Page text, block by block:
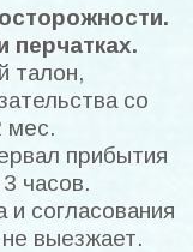
перчатках.
талон,
со
мес.
прибытия
часов.
и согласования
выезжает.